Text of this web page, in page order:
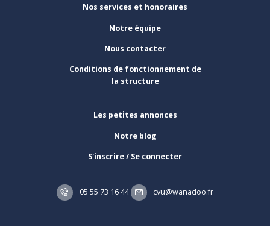
Nos services et honoraires
Notre équipe
Nous contacter
Conditions de fonctionnement de
la structure
Les petites annonces
Notre blog
S'inscrire / Se connecter
05 55 73 16 44 cvu@wanadoo.fr